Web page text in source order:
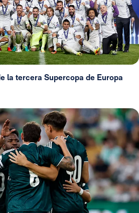
la tercera Supercopa de Europa